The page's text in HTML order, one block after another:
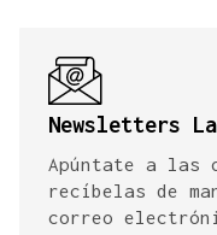
Newsletters
Apúntate a las
recíbelas de
correo